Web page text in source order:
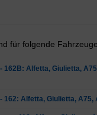
für folgende
162B: Alfetta, Giulietta,
162: Alfetta, Giulietta, A75,